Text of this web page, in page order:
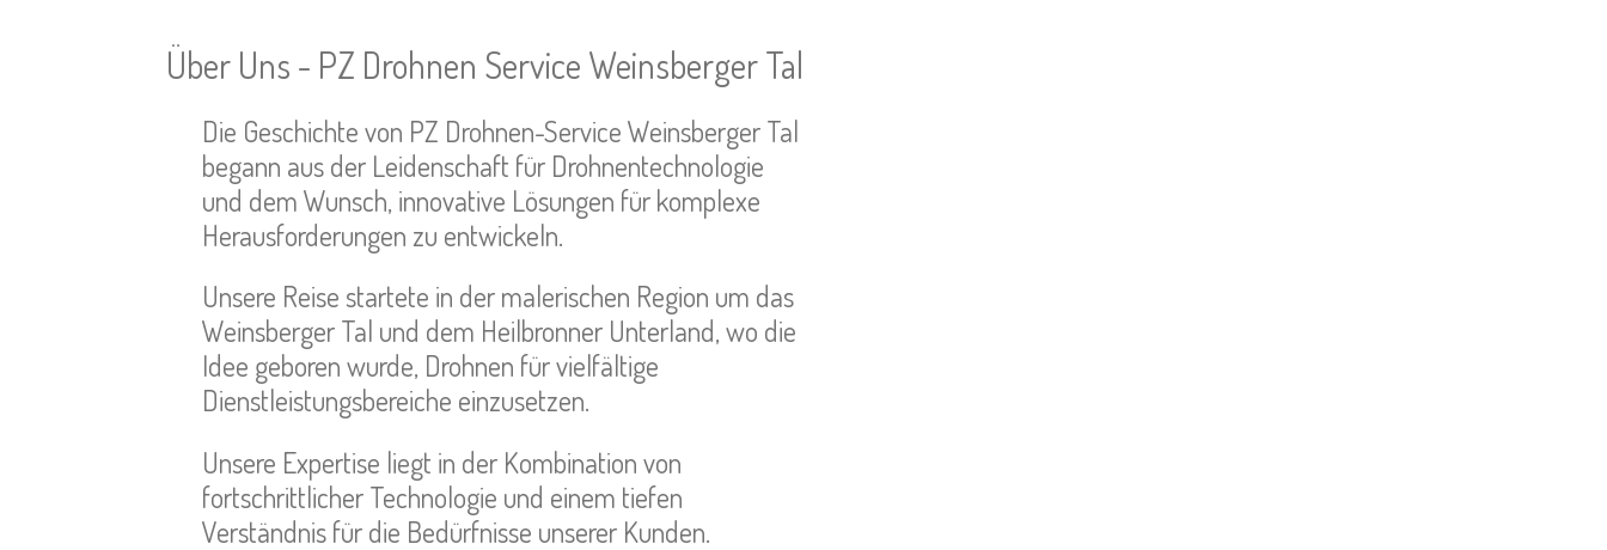
Über Uns - PZ Drohnen Service Weinsberger Tal
Die Geschichte von PZ Drohnen-Service Weinsberger Tal
begann aus der Leidenschaft für Drohnentechnologie
und dem Wunsch, innovative Lösungen für komplexe
Herausforderungen zu entwickeln.
Unsere Reise startete in der malerischen Region um das
Weinsberger Tal und dem Heilbronner Unterland, wo die
Idee geboren wurde, Drohnen für vielfältige
Dienstleistungsbereiche einzusetzen.
Unsere Expertise liegt in der Kombination von
fortschrittlicher Technologie und einem tiefen
Verständnis für die Bedürfnisse unserer Kunden.